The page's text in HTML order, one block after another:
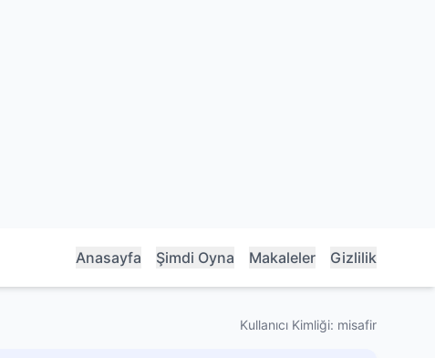
Anasayfa Şimdi Oyna Makaleler Gizlilik
Kullanıcı Kimliği: misafir